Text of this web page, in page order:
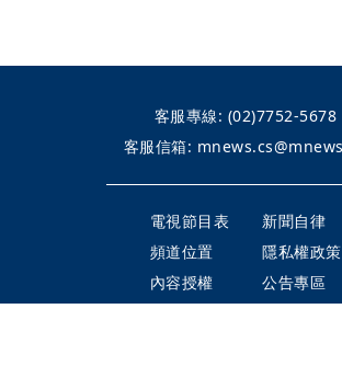
客服專線: (02)7752-5678
客服信箱:
電視節目表
新聞自律
頻道位置
隱私權政策
內容授權
公告專區